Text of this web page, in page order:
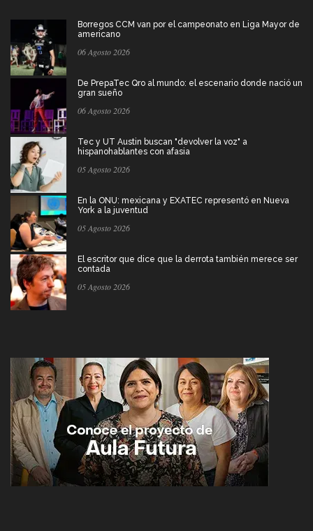
Borregos CCM van por el campeonato en Liga Mayor de
americano
06 Agosto 2026
De PrepaTec Qro al mundo: el escenario donde nació un
gran sueño
06 Agosto 2026
Tec y UT Austin buscan "devolver la voz" a
hispanohablantes con afasia
05 Agosto 2026
En la ONU: mexicana y EXATEC representó en Nueva
York a la juventud
05 Agosto 2026
El escritor que dice que la derrota también merece ser
contada
05 Agosto 2026